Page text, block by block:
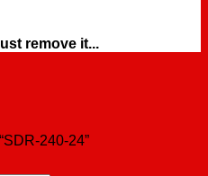
remove it...
240-24”